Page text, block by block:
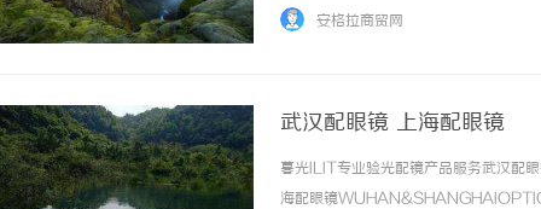
品牌，现于武汉与上海设有4家门店。
安格拉商贸网
武汉配眼镜 上海配眼镜
暮光ILIT专业验光配镜产品服务武汉配
海配眼镜